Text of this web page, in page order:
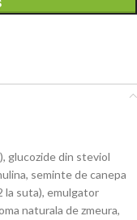
glucozide din steviol
seminte de canepa
la suta), emulgator
naturala de zmeura,